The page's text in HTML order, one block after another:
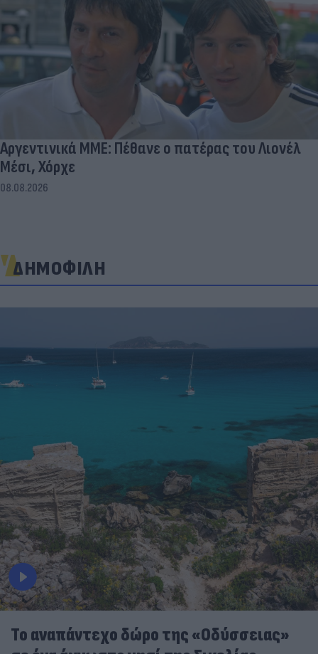
Αργεντινικά ΜΜΕ: Πέθανε ο πατέρας του Λιονέλ
Μέσι, Χόρχε
08.08.2026
ΔΗΜΟΦΙΛΗ
To αναπάντεχο δώρο της «Οδύσσειας»